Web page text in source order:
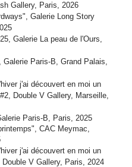
Gallery, Paris, 2026
Galerie Long Story
Galerie La peau de l'Ours,
Galerie Paris-B, Grand Palais,
j'ai découvert en moi un
Double V Gallery, Marseille,
Paris-B, Paris, 2025
CAC Meymac,
j'ai découvert en moi un
V Gallery, Paris, 2024